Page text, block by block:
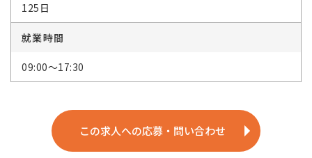
125日
就業時間
09:00～17:30
この求人への応募・問い合わせ